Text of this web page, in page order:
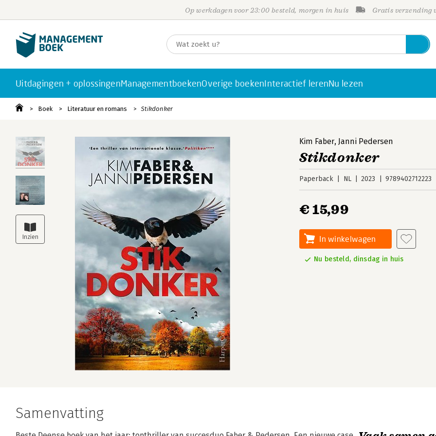
Op werkdagen voor 23:00 besteld, morgen in huis Gratis verzending
Uitdagingen + oplossingenManagementboekenOverige boekenInteractief lerenNu lezen
Boek Literatuur en romans Stikdonker
Kim Faber, Janni Pedersen
Stikdonker
Paperback NL 2023 9789402712223
€ 15,99
In winkelwagen
Nu besteld, dinsdag in huis
Samenvatting